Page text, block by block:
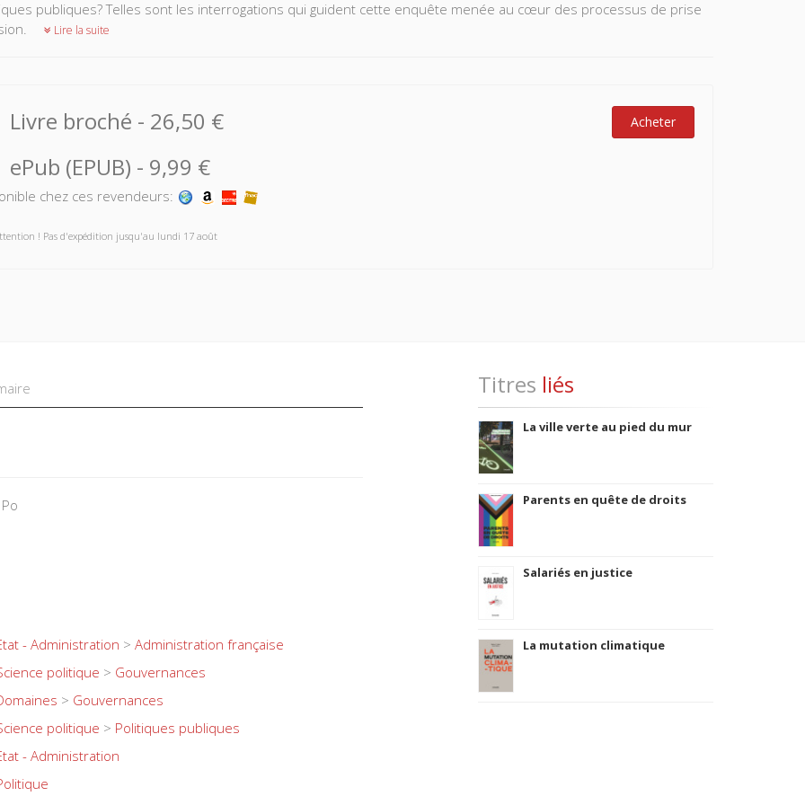
publiques? Telles sont les interrogations qui guident cette enquête menée au cœur des processus de prise
Lire la suite
Livre broché - 26,50 € Acheter
ePub (EPUB) - 9,99 €
chez ces revendeurs:
! Pas d'expédition jusqu'au lundi 17 août
- Administration > Administration française
politique > Gouvernances
> Gouvernances
politique > Politiques publiques
- Administration
Titres liés
La ville verte au pied du mur
Parents en quête de droits
Salariés en justice
La mutation climatique